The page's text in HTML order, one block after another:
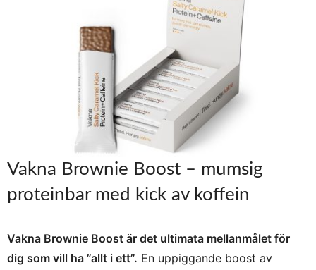
Vakna Brownie Boost – mumsig
proteinbar med kick av koffein
Vakna Brownie Boost är det ultimata mellanmålet för
dig som vill ha ”allt i ett”. En uppiggande boost av